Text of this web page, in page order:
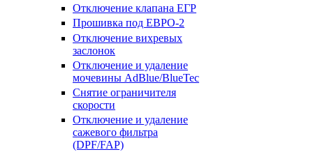
Отключение клапана ЕГР
Прошивка под ЕВРО-2
Отключение вихревых
заслонок
Отключение и удаление
мочевины AdBlue/BlueTec
Снятие ограничителя
скорости
Отключение и удаление
сажевого фильтра
(DPF/FAP)